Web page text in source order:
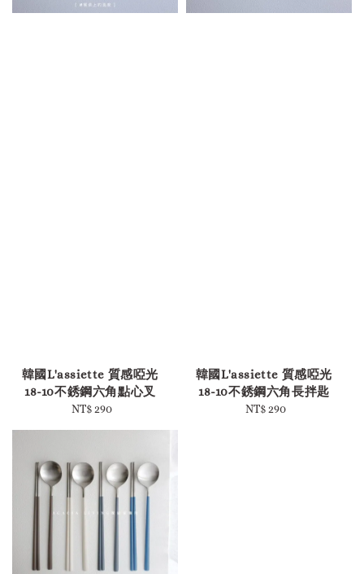
韓國L'assiette 質感啞光
18-10不銹鋼六角點心叉
Regular
NT$ 290
韓國L'assiette 質感啞光
18-10不銹鋼六角長拌匙
Regular
NT$ 290